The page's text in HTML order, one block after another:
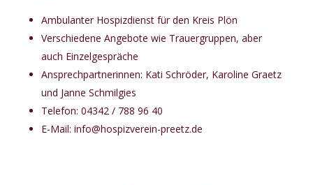
Ambulanter Hospizdienst für den Kreis Plön
Verschiedene Angebote wie Trauergruppen, aber
auch Einzelgespräche
Ansprechpartnerinnen: Kati Schröder, Karoline Graetz
und Janne Schmilgies
Telefon: 04342 / 788 96 40
E-Mail: info@hospizverein-preetz.de